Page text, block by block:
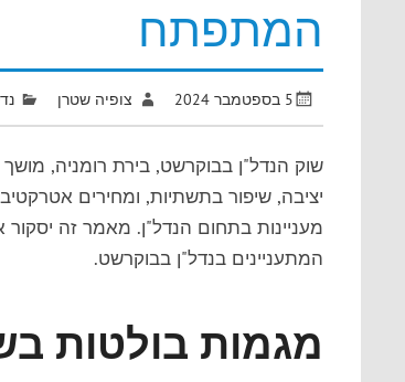
המתפתח
5 בספטמבר 2024 צופיה שטרן
שוק הנדל"ן בבוקרשט, בירת רומניה,
יציבה, שיפור בתשתיות, ומחירים
מעניינות בתחום הנדל"ן. מאמר זה
המתעניינים בנדל"ן בבוקרשט.
מגמות בולטות